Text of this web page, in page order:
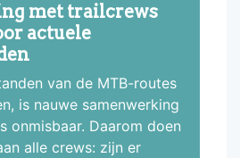
met trailcrews
actuele
van de MTB-routes
is nauwe samenwerking
onmisbaar. Daarom doen
alle crews: zijn er